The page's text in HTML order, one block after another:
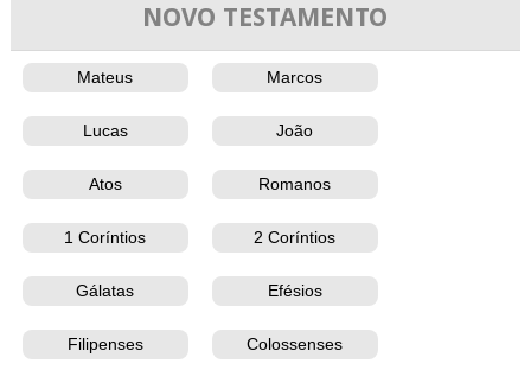
NOVO TESTAMENTO
Mateus Marcos
Lucas João
Atos Romanos
1 Coríntios 2 Coríntios
Gálatas Efésios
Filipenses Colossenses